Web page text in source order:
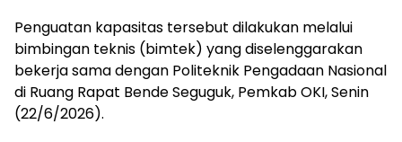
Penguatan kapasitas tersebut dilakukan melalui
bimbingan teknis (bimtek) yang diselenggarakan
bekerja sama dengan Politeknik Pengadaan Nasional
di Ruang Rapat Bende Seguguk, Pemkab OKI, Senin
(22/6/2026).